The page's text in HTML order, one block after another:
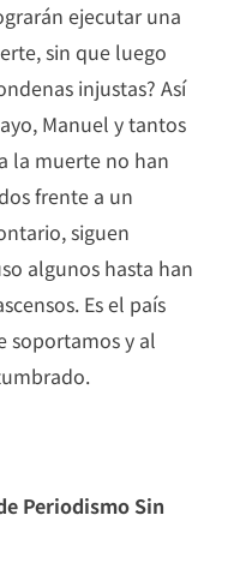
ejecutar una
sin que luego
injustas? Así
Manuel y tantos
la muerte no han
frente a un
siguen
algunos hasta han
Es el país
soportamos y al
Periodismo Sin